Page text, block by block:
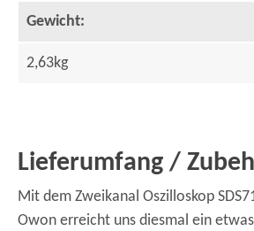
Gewicht:
2,63kg
Lieferumfang /
Mit dem Zweikanal Oszilloskop
Owon erreicht uns diesmal ein